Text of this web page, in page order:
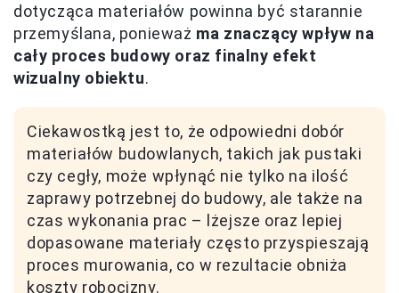
dotycząca materiałów powinna być starannie
przemyślana, ponieważ ma znaczący wpływ na
cały proces budowy oraz finalny efekt
wizualny obiektu.
Ciekawostką jest to, że odpowiedni dobór
materiałów budowlanych, takich jak pustaki
czy cegły, może wpłynąć nie tylko na ilość
zaprawy potrzebnej do budowy, ale także na
czas wykonania prac – lżejsze oraz lepiej
dopasowane materiały często przyspieszają
proces murowania, co w rezultacie obniża
koszty robocizny.